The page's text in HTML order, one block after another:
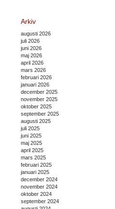
Arkiv
augusti 2026
juli 2026
juni 2026
maj 2026
april 2026
mars 2026
februari 2026
januari 2026
december 2025
november 2025
oktober 2025
september 2025
augusti 2025
juli 2025
juni 2025
maj 2025
april 2025
mars 2025
februari 2025
januari 2025
december 2024
november 2024
oktober 2024
september 2024